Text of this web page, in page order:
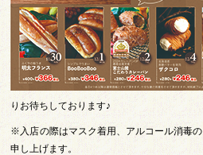
りお待ちしております♪
※入店の際はマスク着用、アルコール消毒
申し上げます。